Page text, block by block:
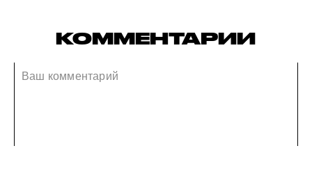
КОММЕНТАРИИ